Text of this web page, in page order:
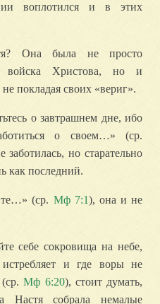
воплотился и в этих
Она была не просто
войска Христова, но и
покладая своих «вериг».
о завтрашнем дне, ибо
о своем…» (ср.
но старательно
как последний.
(ср. Мф 7:1), она и не
себе сокровища на небе,
и где воры не
(ср.Мф 6:20), стоит думать,
собрала немалые